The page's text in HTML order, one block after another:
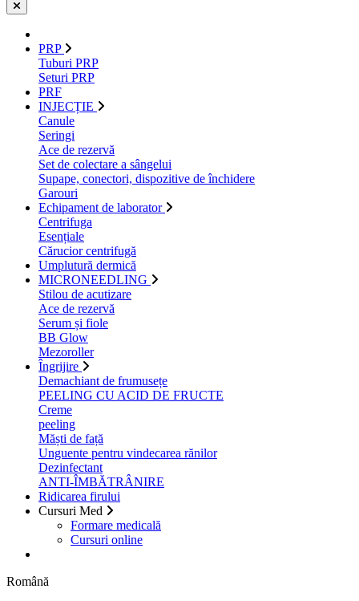
PRP
Tuburi PRP
Seturi PRP
PRF
INJECȚIE
Canule
Seringi
Ace de rezervă
Set de colectare a sângelui
Supape, conectori, dispozitive de închidere
Garouri
Echipament de laborator
Centrifuga
Esențiale
Cărucior centrifugă
Umplutură dermică
MICRONEEDLING
Stilou de acutizare
Ace de rezervă
Serum și fiole
BB Glow
Mezoroller
Îngrijire
Demachiant de frumusețe
PEELING CU ACID DE FRUCTE
Creme
peeling
Măști de față
Unguente pentru vindecarea rănilor
Dezinfectant
ANTI-ÎMBĂTRÂNIRE
Ridicarea firului
Cursuri Med
Formare medicală
Cursuri online
Română